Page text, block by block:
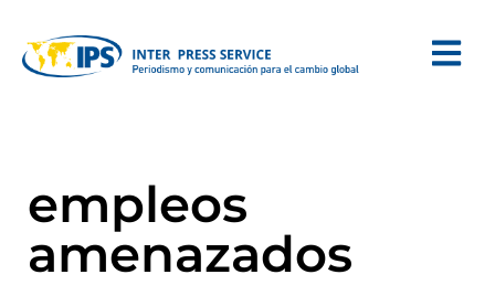
empleos
amenazados